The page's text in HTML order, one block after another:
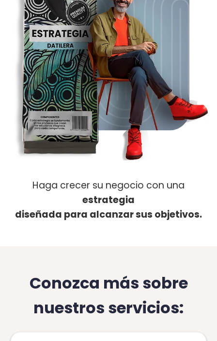
Haga crecer su negocio con una
estrategia
diseñada para alcanzar sus objetivos.
Conozca más sobre
nuestros servicios: